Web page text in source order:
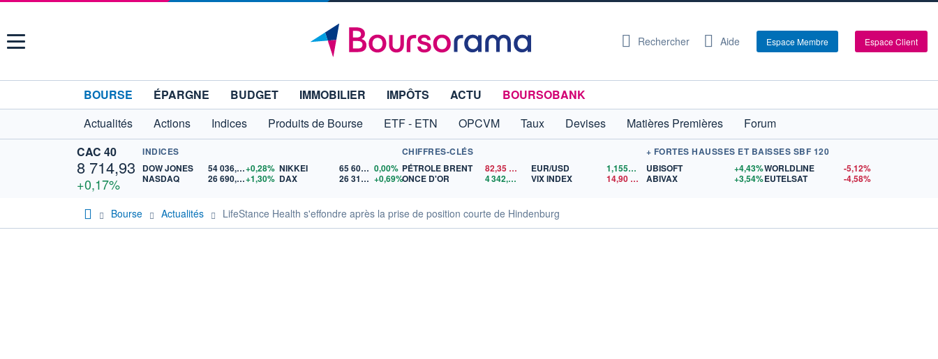
Menu Rechercher Aide Espace Membre Espace Client
BOURSE ÉPARGNE BUDGET IMMOBILIER IMPÔTS ACTU
BOURSOBANK
Actualités
Actions Indices Produits de Bourse ETF - ETN OPCVM Taux Devises Matières Premières
Forum
CAC 40
8 714,93
+0,17%
INDICES
DOW JONES
54 036,93+0,28%
NASDAQ
26 690,62+1,30%
NIKKEI 65 606,71 0,00%
DAX
26 319,45 +0,69%
CHIFFRES-CLÉS
PÉTROLE BRENT
82,35$US
ONCE D'OR
4 342,26 $US
EUR/USD 1,1559$US
VIX INDEX
14,90
+ FORTES HAUSSES ET BAISSES SBF 120
UBISOFT
+4,43%
ABIVAX
+3,54%
WORLDLINE
-5,12%
EUTELSAT
-4,58%
Bourse Actualités LifeStance Health s'effondre après la prise de position courte de Hindenburg